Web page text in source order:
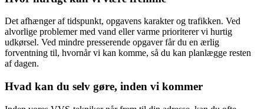
Det afhænger af tidspunkt, opgavens karakter og trafikken. Ved
alvorlige problemer med vand eller varme prioriterer vi hurtig
udkørsel. Ved mindre presserende opgaver får du en ærlig
forventning til, hvornår vi kan komme, så du kan planlægge resten
af dagen.
Hvad kan du selv gøre, inden vi kommer